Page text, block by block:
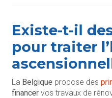
Existe-t-il
pour traiter
La Belgique propose des
financer vos travaux de